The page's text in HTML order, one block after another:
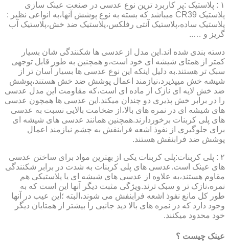
۱ : پلاستیک :پر کاربرد ترین نوع عدسی در صنعت عینک سازی
پلاستیک CR39 میباشد که بسته به نوع پوشش آنها،به انواعی نظیر :
پلاستیک ساده،پلاستیک آنتی رفلکس،پلاستیک ضد خش،پلاستیک آب
گریز و …..
دسته بندی شده اند.این مدل از عدسی ها شکنندگی شان بسیار
کمتر از همتای شیشه ای خود است،و همچنین به طور قابل توجهی
سبک تر هستند.به دلیل اینکه این نوع عدسی ها بسیار آسان تر از
شیشه خش میپذیرد،نیازمند اعمال پوشش ضد خش هستند،پوشش
ضد خش لایه ای نازک از ماده ای است،که مقاومت این مدل عدسی
را در برابر خش پذیری دو چندان میکند.این عدسی ها همچون عدسی
های شیشه ای در نمره های بالا،از ضخامت بالایی نسبت به عدسی
های پلی کربنات برخوردارند.همچنین همانند عدسی های شیشه ای
برای جلوگیری از نفوذ اشعه فرابنفش به چشم نیازمند اعمال
پوشش ضد فرابنفش هستند.
۲ : پلی کربنات:پلی کربنات یکی از بهترین مواد برای ساختن عدسی
های عینک است.عدسی های پلی کربنات به شدت در برابر شکنندگی
مقاوم هستند،به علاوه از عدسی های شیشه ای یا پلاستیکی هم
نمره،نازک تر و سبک ترند.ویژگی مثبت دیگر آنها این است که به
طور کل مانع نفوذ اشعه فرابنفش می شوند،البته ؛این عیب در آنها
وجود دارد که در نمره های بالا دید جانبی را بیشتر از همتایان دیگر
خود محدود میکنند.
عینک چیست ؟